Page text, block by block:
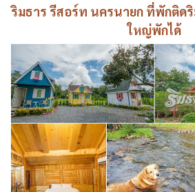
ริมธาร รีสอร์ท นครนายก ที่พักติด
ใหญ่พักได้